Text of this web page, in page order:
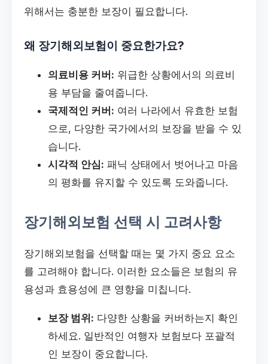
위해서는 충분한 보장이 필요합니다.
왜 장기해외보험이 중요한가요?
의료비용 커버: 위급한 상황에서의 의료비
용 부담을 줄여줍니다.
국제적인 커버: 여러 나라에서 유효한 보험
으로, 다양한 국가에서의 보장을 받을 수 있
습니다.
시각적 안심: 패닉 상태에서 벗어나고 마음
의 평화를 유지할 수 있도록 도와줍니다.
장기해외보험 선택 시 고려사항
장기해외보험을 선택할 때는 몇 가지 중요 요소
를 고려해야 합니다. 이러한 요소들은 보험의 유
용성과 효용성에 큰 영향을 미칩니다.
보장 범위: 다양한 상황을 커버하는지 확인
하세요. 일반적인 여행자 보험보다 포괄적
인 보장이 중요합니다.